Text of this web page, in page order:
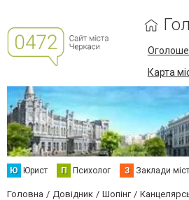
Карта
Ю Юрист П Психолог З Заклади
Головна Довідник Шопінг